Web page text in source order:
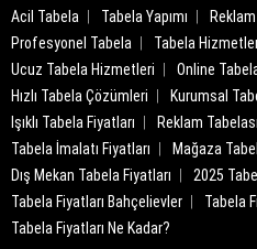
Acil Tabela
Tabela Yapımı
Profesyonel Tabela
Tabela
Ucuz Tabela Hizmetleri
Online
Hızlı Tabela Çözümleri
Kurumsal
Işıklı Tabela Fiyatları
Reklam
Tabela İmalatı Fiyatları
Mağaza
Dış Mekan Tabela Fiyatları
2025
Tabela Fiyatları Bahçelievler
Tabela
Tabela Fiyatları Ne Kadar?